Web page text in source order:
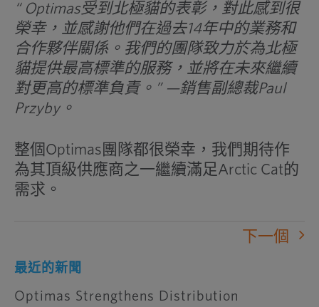
“ Optimas受到北極貓的表彰，對此感到很
榮幸，並感謝他們在過去14年中的業務和
合作夥伴關係。我們的團隊致力於為北極
貓提供最高標準的服務，並將在未來繼續
對更高的標準負責。” —銷售副總裁Paul
Przyby。
整個Optimas團隊都很榮幸，我們期待作
為其頂級供應商之一繼續滿足Arctic Cat的
需求。
下一個
最近的新聞
Optimas Strengthens Distribution